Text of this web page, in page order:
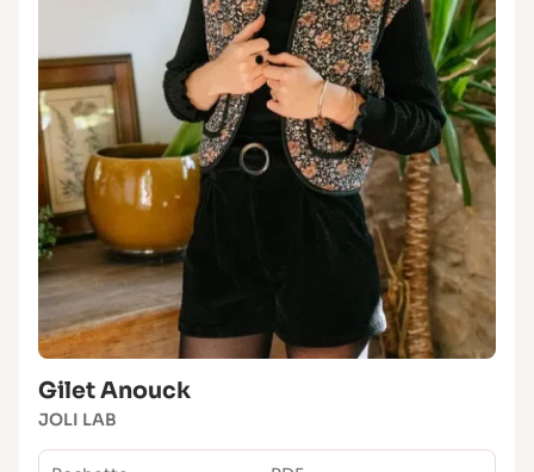
Gilet Anouck
JOLI LAB